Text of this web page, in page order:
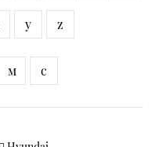
y z
м с